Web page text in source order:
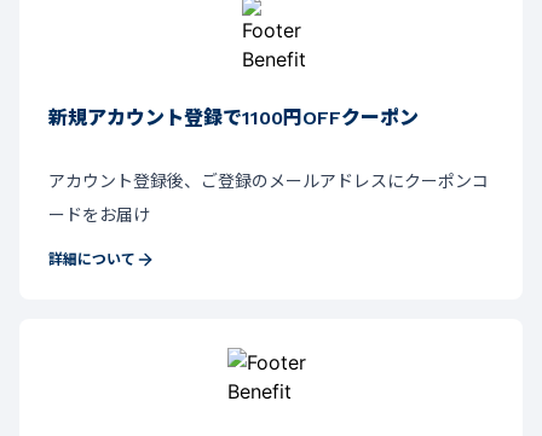
新規アカウント登録で1100円OFFクーポン
アカウント登録後、ご登録のメールアドレスにクーポンコ
ードをお届け
詳細について